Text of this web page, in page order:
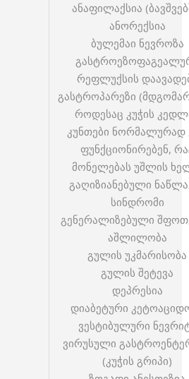
ანაფილაქსია
ანორექსია
ბულემაი ნევროზა
რეფლუქსის
გასტროპარეზი
როდესაც კუჭის
კუნთები ნორმალურად
ფუნქციონირებენ,
მონელებას უშლის
გაღიზიანებული
სინდრომი
გენერალიზებული
აშლილობა
გულის უკმარისობა
გულის შეტევა
დეპრესია
დიაბეტური
ვესტიბულური
ვირუსული
(კუჭის გრიპი)